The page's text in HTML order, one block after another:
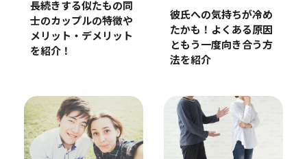
長続きする似たもの同
士のカップルの特徴や
メリット・デメリット
を紹介！
彼氏への気持ちが冷め
たかも！よくある原因
ともう一度向き合う方
法を紹介